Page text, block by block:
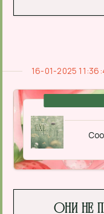
16-01-2025
Они не